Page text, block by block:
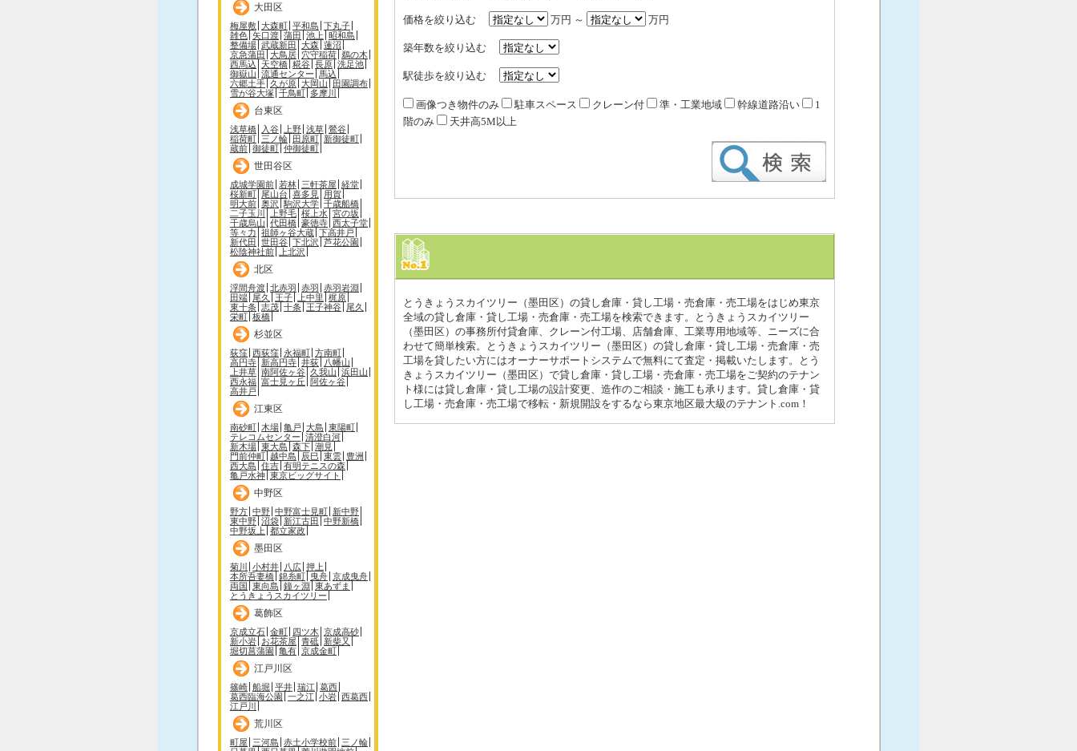
大田区
梅屋敷 大森町 平和島 下丸子
雑色 矢口渡 蒲田 池上 昭和島
整備場 武蔵新田 大森 蓮沼
京急蒲田 大鳥居 穴守稲荷 鵜の木
西馬込
天空橋 糀谷 長原 洗足池
御嶽山 流通センター
馬込
六郷土手 久が原 大岡山
田園調布
雪が谷大塚 千鳥町 多摩川
台東区
浅草橋 入谷 上野 浅草 鶯谷
稲荷町 三ノ輪 田原町 新御徒町
蔵前 御徒町 仲御徒町
世田谷区
成城学園前 若林 三軒茶屋 経堂
桜新町 尾山台 喜多見
用賀
明大前 奥沢 駒沢大学 千歳船橋
二子玉川
上野毛 桜上水 宮の坂
千歳烏山 代田橋 豪徳寺 西太子堂
等々力 祖師ヶ谷大蔵 下高井戸
新代田 世田谷 下北沢 芦花公園
松陰神社前
上北沢
北区
浮間舟渡 北赤羽 赤羽 赤羽岩淵
田端 尾久 王子 上中里 梶原
東十条 志茂 十条 王子神谷 尾久
栄町 板橋
杉並区
荻窪 西荻窪 永福町 方南町
高円寺 新高円寺 井荻
八幡山
上井草 南阿佐ヶ谷 久我山 浜田山
西永福 富士見ヶ丘 阿佐ヶ谷
高井戸
江東区
南砂町 木場 亀戸 大島 東陽町
テレコムセンター 清澄白河
新木場 東大島 森下 潮見
門前仲町 越中島 辰巳 東雲 豊洲
西大島 住吉 有明テニスの森
亀戸水神 東京ビッグサイト
中野区
野方 中野 中野富士見町 新中野
東中野 沼袋 新江古田 中野新橋
中野坂上 都立家政
墨田区
菊川 小村井 八広 押上
本所吾妻橋 錦糸町 曳舟 京成曳舟
両国 東向島 鐘ヶ淵 東あずま
とうきょうスカイツリー
葛飾区
京成立石 金町 四ツ木 京成高砂
新小岩 お花茶屋 青砥
新柴又
堀切菖蒲園
亀有 京成金町
江戸川区
篠崎 船堀 平井 瑞江 葛西
葛西臨海公園
一之江 小岩 西葛西
江戸川
荒川区
町屋 三河島 赤土小学校前 三ノ輪
価格を絞り込む 万円 ～ 万円
築年数を絞り込む
駅徒歩を絞り込む
画像つき物件のみ 駐車スペース クレーン付 準・工業地域 幹線道路沿い
1
階のみ
天井高5M以上
とうきょうスカイツリー（墨田区）の貸し倉庫・貸し工場・売倉庫・売工場をはじめ東京
全域の貸し倉庫・貸し工場・売倉庫・売工場を検索できます。とうきょうスカイツリー
（墨田区）の事務所付貸倉庫、クレーン付工場、店舗倉庫、工業専用地域等、ニーズに合
わせて簡単検索。とうきょうスカイツリー（墨田区）の貸し倉庫・貸し工場・売倉庫・売
工場を貸したい方にはオーナーサポートシステムで無料にて査定・掲載いたします。とう
きょうスカイツリー（墨田区）で貸し倉庫・貸し工場・売倉庫・売工場をご契約のテナン
ト様には貸し倉庫・貸し工場の設計変更、造作のご相談・施工も承ります。貸し倉庫・貸
し工場・売倉庫・売工場で移転・新規開設をするなら東京地区最大級のテナント.com！